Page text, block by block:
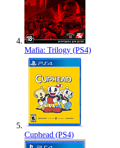
Mafia: Trilogy (PS4)
Cuphead (PS4)